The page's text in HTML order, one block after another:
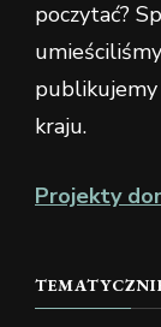
poczytać?
kraju.
Projekty